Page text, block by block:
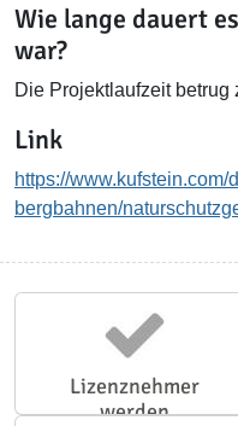
Wie lange dauert
war?
Die Projektlaufzeit betrug
Link
https://
bergbahnen/
Lizenznehmer
werden